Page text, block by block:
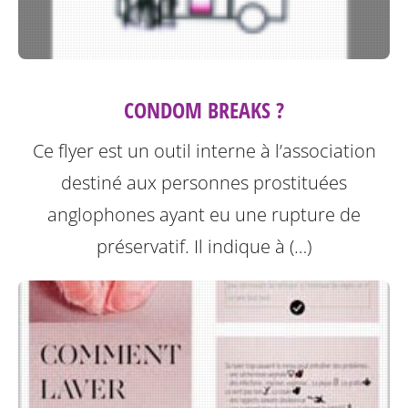
CONDOM BREAKS ?
Ce flyer est un outil interne à l’association
destiné aux personnes prostituées
anglophones ayant eu une rupture de
préservatif. Il indique à (…)